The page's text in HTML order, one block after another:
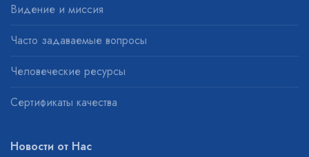
Видение и миссия
Часто задаваемые вопросы
Человеческие ресурсы
Сертификаты качества
Новости от Нас